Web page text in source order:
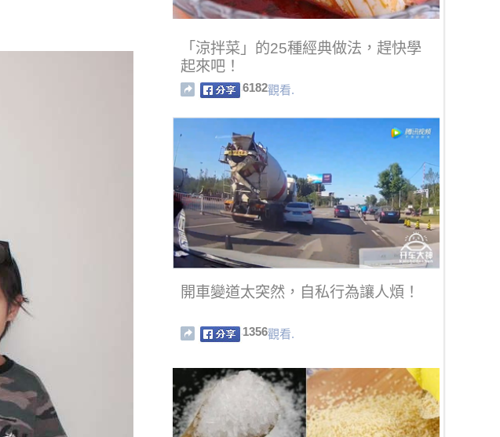
「涼拌菜」的25種經典做法，趕快學
起來吧！
6182觀看.
開車變道太突然，自私行為讓人煩！
1356觀看.